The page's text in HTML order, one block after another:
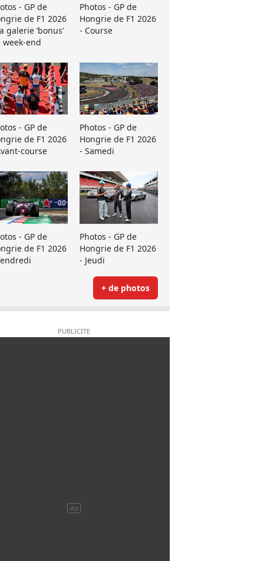
- GP de
de F1 2026
galerie ’bonus’
week-end
Photos - GP de
Hongrie de F1 2026
- Course
- GP de
de F1 2026
course
Photos - GP de
Hongrie de F1 2026
- Samedi
- GP de
de F1 2026
Photos - GP de
Hongrie de F1 2026
- Jeudi
+ de photos